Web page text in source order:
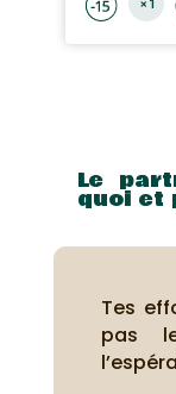
Le
quoi et
Tes
pas